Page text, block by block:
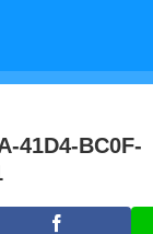
41D4-BC0F-